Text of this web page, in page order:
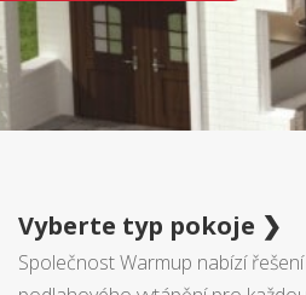
Vyberte typ pokoje ❯
Společnost Warmup nabízí řešení